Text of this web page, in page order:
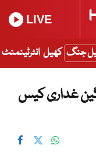
LIVE
جنگ کھیل انٹرٹینمنٹ
غداری کیس